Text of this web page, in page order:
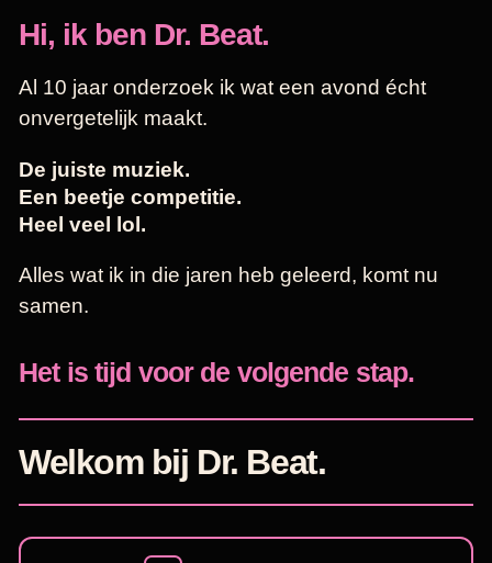
Hi, ik ben Dr. Beat.
Al 10 jaar onderzoek ik wat een avond écht
onvergetelijk maakt.
De juiste muziek.
Een beetje competitie.
Heel veel lol.
Alles wat ik in die jaren heb geleerd, komt nu
samen.
Het is tijd voor de volgende stap.
Welkom bij Dr. Beat.